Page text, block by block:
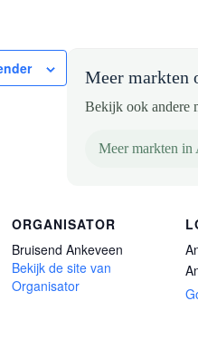
Meer markten
Bekijk ook andere
Meer markten in
ORGANISATOR
Bruisend Ankeveen
Bekijk de site van
Organisator